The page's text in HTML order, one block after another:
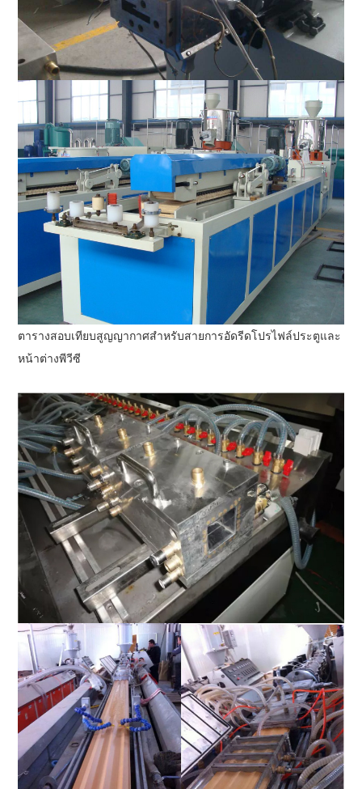
ตารางสอบเทียบสูญญากาศสำหรับสายการอัดรีดโปรไฟล์ประตูและ
หน้าต่างพีวีซี